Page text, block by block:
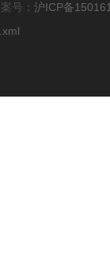
号： 沪ICP备